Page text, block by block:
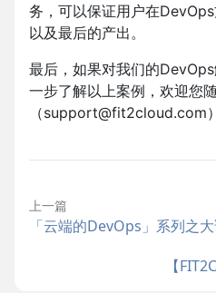
务，可以保证用户在
以及最后的产出。
最后，如果对我们的
一步了解以上案例，欢迎您
（support@fit2cloud.com）
上一篇
「云端的DevOps」系列之
【